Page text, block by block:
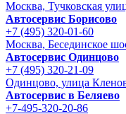
Москва, Тучковская
Автосервис Борисово
+7 (495) 320-01-60
Москва, Бесединское
Автосервис Одинцово
+7 (495) 320-21-09
Одинцово, улица
Автосервис в Беляево
+7-495-320-20-86